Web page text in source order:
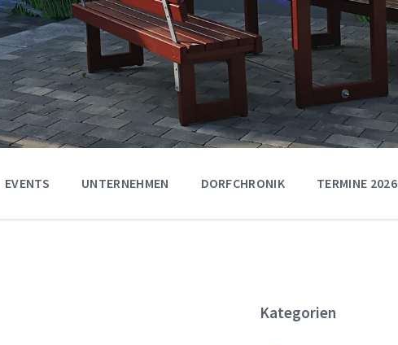
EVENTS UNTERNEHMEN DORFCHRONIK TERMINE 2026
Kategorien